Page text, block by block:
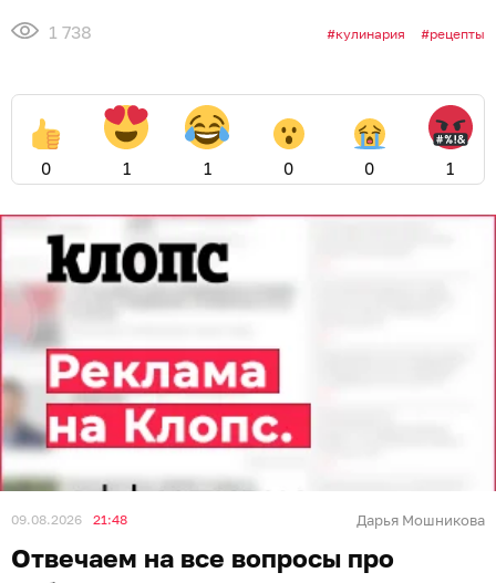
1 738 кулинария рецепты
0 1 1 0 0 1
09.08.2026 21:48 Дарья Мошникова
Отвечаем на все вопросы про